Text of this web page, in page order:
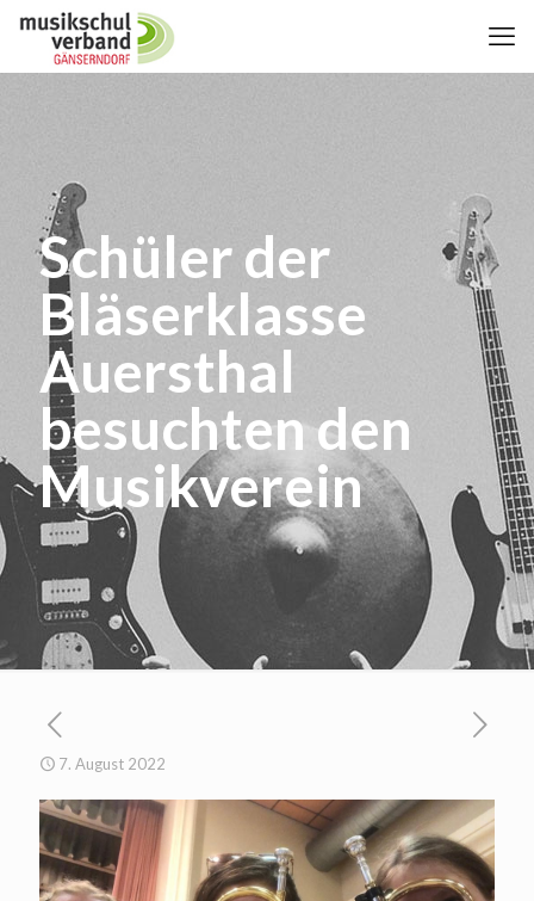
Schüler der
Bläserklasse
Auersthal
besuchten den
Musikverein
7. August 2022